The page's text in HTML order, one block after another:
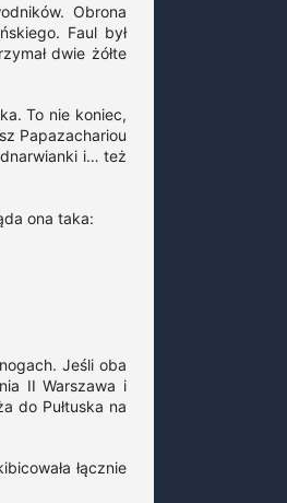
Obrona
Faul był
dwie żółte
To nie koniec,
Papazachariou
i… też
ona taka:
Jeśli oba
II Warszawa i
do Pułtuska na
łącznie